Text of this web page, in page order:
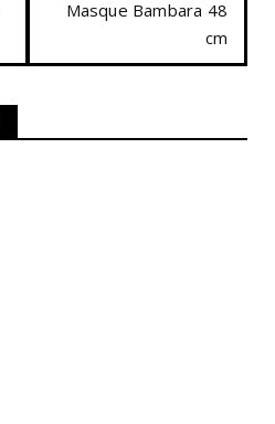
Masque Bambara 48
cm